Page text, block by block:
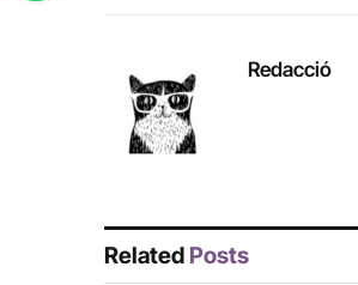
Redacció
Related Posts